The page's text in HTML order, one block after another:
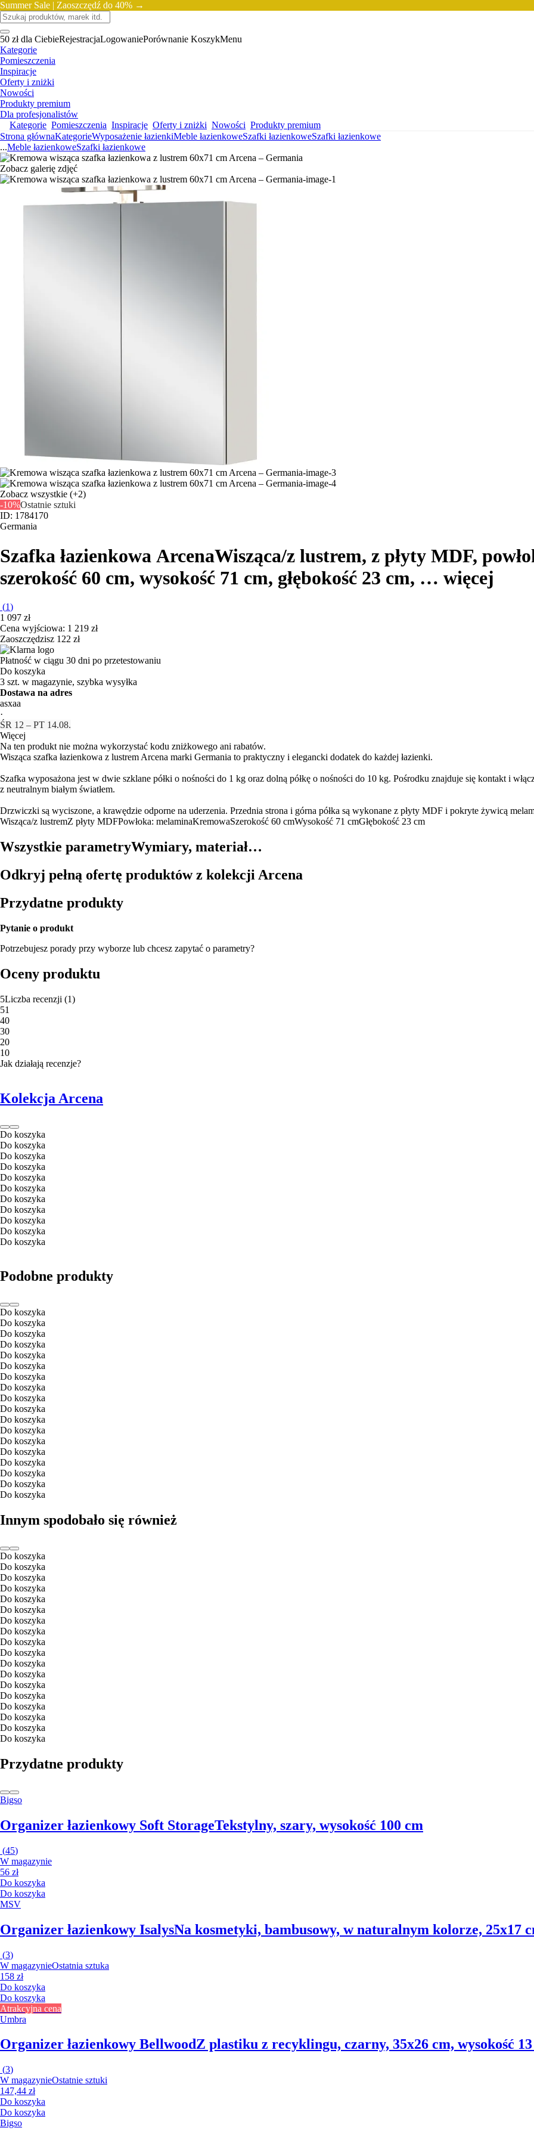
Summer Sale | Zaoszczędź do 40% →
50 zł dla CiebieRejestracjaLogowaniePorównanie KoszykMenu
Kategorie
Pomieszczenia
Inspiracje
Oferty i zniżki
Nowości
Produkty premium
Dla profesjonalistów
Kategorie Pomieszczenia Inspiracje Oferty i zniżki Nowości Produkty premium
Strona głównaKategorieWyposażenie łazienkiMeble łazienkoweSzafki łazienkoweSzafki łazienkowe
...Meble łazienkoweSzafki łazienkowe
Zobacz galerię zdjęć
Zobacz wszystkie (+2)
-10%Ostatnie sztuki
ID: 1784170
Germania
Szafka łazienkowa ArcenaWisząca/z lustrem, z płyty MDF,
szerokość 60 cm, wysokość 71 cm, głębokość 23 cm, … więcej
(1)
1 097 zł
Cena wyjściowa: 1 219 zł
Zaoszczędzisz 122 zł
Płatność w ciągu 30 dni po przetestowaniu
Do koszyka
3 szt. w magazynie, szybka wysyłka
Dostawa na adres
asxaa
·
ŚR 12 – PT 14.08.
Więcej
Na ten produkt nie można wykorzystać kodu zniżkowego ani rabatów.
Wisząca szafka łazienkowa z lustrem Arcena marki Germania to praktyczny i elegancki dodatek do każdej łazienki.
Szafka wyposażona jest w dwie szklane półki o nośności do 1 kg oraz dolną półkę o nośności do 10 kg. Pośrodku znajduje się kontakt i
z neutralnym białym światłem.
Drzwiczki są wyciszone, a krawędzie odporne na uderzenia. Przednia strona i górna półka są wykonane z płyty MDF i pokryte żywicą
Wisząca/z lustremZ płyty MDFPowłoka: melaminaKremowaSzerokość 60 cmWysokość 71 cmGłębokość 23 cm
Wszystkie parametryWymiary, materiał…
Odkryj pełną ofertę produktów z kolekcji Arcena
Przydatne produkty
Pytanie o produkt
Potrzebujesz porady przy wyborze lub chcesz zapytać o parametry?
Oceny produktu
5Liczba recenzji (1)
51
40
30
20
10
Jak działają recenzje?
Kolekcja Arcena
Do koszyka
Do koszyka
Do koszyka
Do koszyka
Do koszyka
Do koszyka
Do koszyka
Do koszyka
Do koszyka
Do koszyka
Do koszyka
Podobne produkty
Do koszyka
Do koszyka
Do koszyka
Do koszyka
Do koszyka
Do koszyka
Do koszyka
Do koszyka
Do koszyka
Do koszyka
Do koszyka
Do koszyka
Do koszyka
Do koszyka
Do koszyka
Do koszyka
Do koszyka
Do koszyka
Innym spodobało się również
Do koszyka
Do koszyka
Do koszyka
Do koszyka
Do koszyka
Do koszyka
Do koszyka
Do koszyka
Do koszyka
Do koszyka
Do koszyka
Do koszyka
Do koszyka
Do koszyka
Do koszyka
Do koszyka
Do koszyka
Do koszyka
Przydatne produkty
Bigso
Organizer łazienkowy Soft StorageTekstylny, szary, wysokość 100 cm
(45)
W magazynie
56 zł
Do koszyka
Do koszyka
MSV
Organizer łazienkowy IsalysNa kosmetyki, bambusowy, w naturalnym kolorze, 25x17
(3)
W magazynieOstatnia sztuka
158 zł
Do koszyka
Do koszyka
Atrakcyjna cena
Umbra
Organizer łazienkowy BellwoodZ plastiku z recyklingu, czarny, 35x26 cm, wysokość
(3)
W magazynieOstatnie sztuki
147,44 zł
Do koszyka
Do koszyka
Bigso